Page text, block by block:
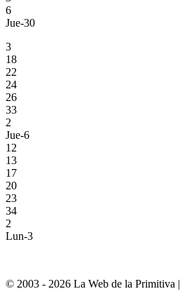
6
Jue-30
3
18
22
24
26
33
2
Jue-6
12
13
17
20
23
34
2
Lun-3
© 2003 - 2026 La Web de la Primitiva |